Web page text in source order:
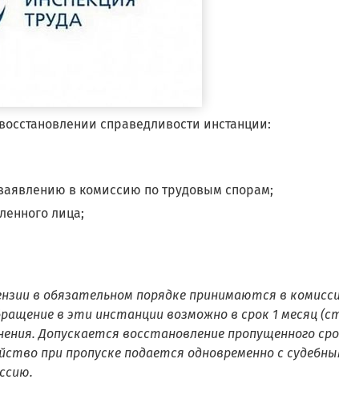
справедливости инстанции:
в комиссию по трудовым спорам;
лица;
в обязательном порядке принимаются в
в эти инстанции возможно в срок 1 месяц
Допускается восстановление пропущенного
при пропуске подается одновременно с